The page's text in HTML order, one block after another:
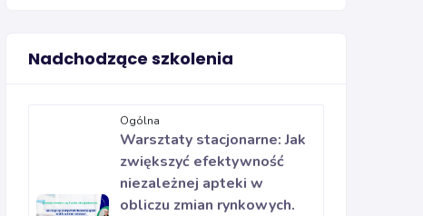
Nadchodzące szkolenia
Ogólna
Warsztaty stacjonarne: Jak
zwiększyć efektywność
niezależnej apteki w
obliczu zmian rynkowych.